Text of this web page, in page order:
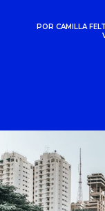
SEGURO
POR CAMILLA